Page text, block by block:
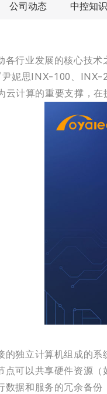
公司动态 中控知识
各行业发展的核心技
尹妮思INX-100、
计算的重要支撑，在
独立计算机组成的
可以共享硬件资源
据和服务的冗余备